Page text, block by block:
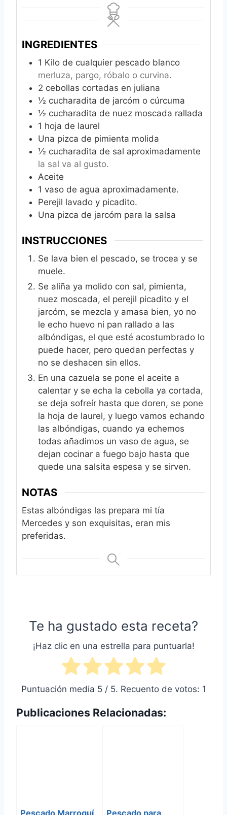
INGREDIENTES
1 Kilo de cualquier pescado blanco
merluza, pargo, róbalo o curvina.
2 cebollas cortadas en juliana
½ cucharadita de jarcóm o cúrcuma
½ cucharadita de nuez moscada rallada
1 hoja de laurel
Una pizca de pimienta molida
½ cucharadita de sal aproximadamente
la sal va al gusto.
Aceite
1 vaso de agua aproximadamente.
Perejil lavado y picadito.
Una pizca de jarcóm para la salsa
INSTRUCCIONES
Se lava bien el pescado, se trocea y se
muele.
Se aliña ya molido con sal, pimienta,
nuez moscada, el perejil picadito y el
jarcóm, se mezcla y amasa bien, yo no
le echo huevo ni pan rallado a las
albóndigas, el que esté acostumbrado lo
puede hacer, pero quedan perfectas y
no se deshacen sin ellos.
En una cazuela se pone el aceite a
calentar y se echa la cebolla ya cortada,
se deja sofreír hasta que doren, se pone
la hoja de laurel, y luego vamos echando
las albóndigas, cuando ya echemos
todas añadimos un vaso de agua, se
dejan cocinar a fuego bajo hasta que
quede una salsita espesa y se sirven.
NOTAS
Estas albóndigas las prepara mi tía
Mercedes y son exquisitas, eran mis
preferidas.
Te ha gustado esta receta?
¡Haz clic en una estrella para puntuarla!
Puntuación media 5/ 5. Recuento de votos: 1
Publicaciones Relacionadas:
Pescado Marroquí Pescado para